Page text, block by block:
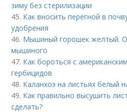
зиму без стерилизации
45. Как вносить перегной в
удобрения
46. Мышиный горошек желтый.
мышиного
47. Как бороться с
гербицидов
48. Каланхоэ на листьях белый
49. Как правильно высушить
сделать?